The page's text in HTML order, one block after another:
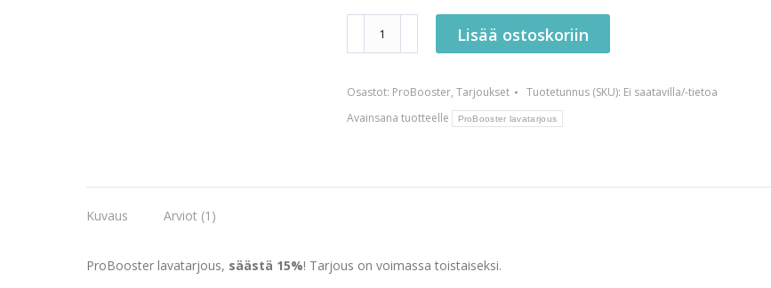
Lisää ostoskoriin
Osastot: ProBooster, Tarjoukset Tuotetunnus (SKU): Ei saatavilla/-tietoa
Avainsana tuotteelle
ProBooster lavatarjous
Kuvaus Arviot (1)
ProBooster lavatarjous, säästä 15%! Tarjous on voimassa toistaiseksi.